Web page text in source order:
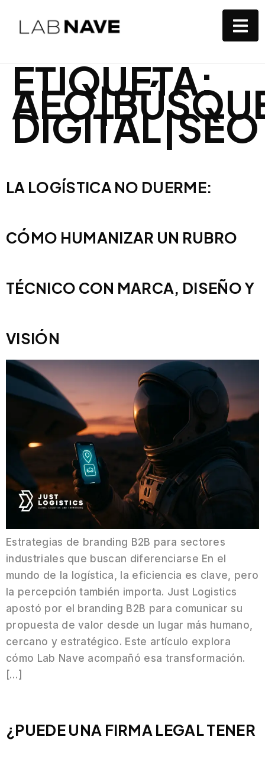
ETIQUETA:
DIGITAL|SEO
LA LOGÍSTICA NO DUERME:
CÓMO HUMANIZAR UN RUBRO
TÉCNICO CON MARCA, DISEÑO Y
VISIÓN
Estrategias de branding B2B para sectores
industriales que buscan diferenciarse En el
mundo de la logística, la eficiencia es clave, pero
la percepción también importa. Just Logistics
apostó por el branding B2B para comunicar su
propuesta de valor desde un lugar más humano,
cercano y estratégico. Este artículo explora
cómo Lab Nave acompañó esa transformación.
[…]
¿PUEDE UNA FIRMA LEGAL TENER